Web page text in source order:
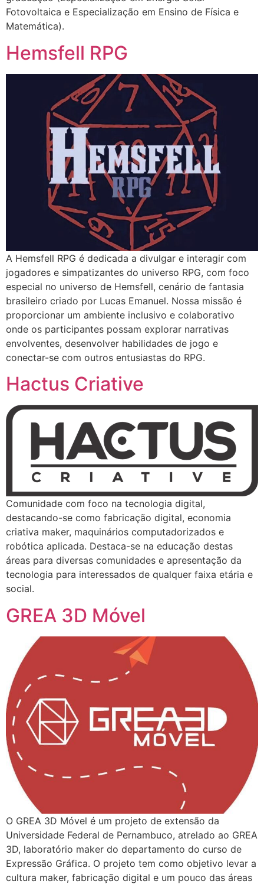
Fotovoltaica e Especialização em Ensino de Física e
Matemática).
Hemsfell RPG
A Hemsfell RPG é dedicada a divulgar e interagir com
jogadores e simpatizantes do universo RPG, com foco
especial no universo de Hemsfell, cenário de fantasia
brasileiro criado por Lucas Emanuel. Nossa missão é
proporcionar um ambiente inclusivo e colaborativo
onde os participantes possam explorar narrativas
envolventes, desenvolver habilidades de jogo e
conectar-se com outros entusiastas do RPG.
Hactus Criative
Comunidade com foco na tecnologia digital,
destacando-se como fabricação digital, economia
criativa maker, maquinários computadorizados e
robótica aplicada. Destaca-se na educação destas
áreas para diversas comunidades e apresentação da
tecnologia para interessados de qualquer faixa etária e
social.
GREA 3D Móvel
O GREA 3D Móvel é um projeto de extensão da
Universidade Federal de Pernambuco, atrelado ao GREA
3D, laboratório maker do departamento do curso de
Expressão Gráfica. O projeto tem como objetivo levar a
cultura maker, fabricação digital e um pouco das áreas